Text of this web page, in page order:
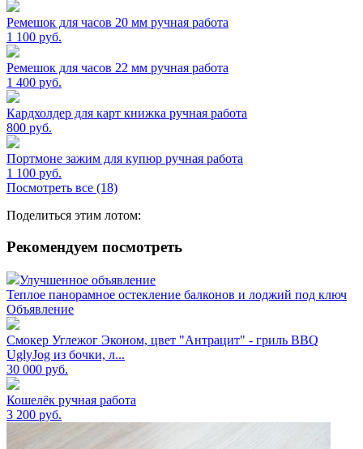
Ремешок для часов 20 мм ручная работа
1 100 руб.
Ремешок для часов 22 мм ручная работа
1 400 руб.
Кардхолдер для карт книжка ручная работа
800 руб.
Портмоне зажим для купюр ручная работа
1 100 руб.
Посмотреть все (18)
Поделиться этим лотом:
Рекомендуем посмотреть
Улучшенное объявление
Теплое панорамное остекление балконов и лоджий под ключ
Объявление
Смокер Углежог Эконом, цвет "Антрацит" - гриль BBQ
UglyJog из бочки, л...
30 000 руб.
Кошелёк ручная работа
3 200 руб.